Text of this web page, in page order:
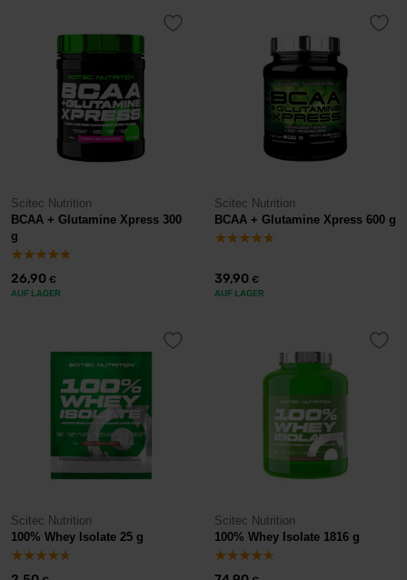
Scitec Nutrition
BCAA + Glutamine Xpress 300
g
26,90 €
AUF LAGER
Scitec Nutrition
BCAA + Glutamine Xpress 600 g
39,90 €
AUF LAGER
Scitec Nutrition
100% Whey Isolate 25 g
Scitec Nutrition
100% Whey Isolate 1816 g